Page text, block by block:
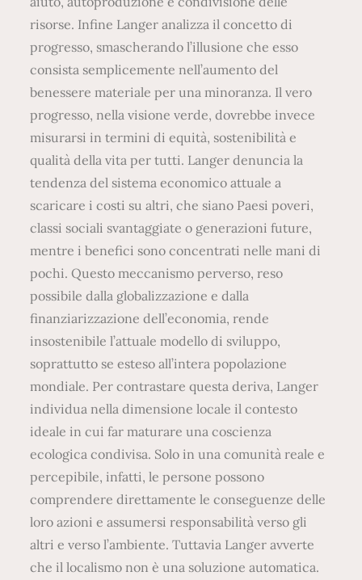
risorse. Infine Langer analizza il concetto di
progresso, smascherando l’illusione che esso
consista semplicemente nell’aumento del
benessere materiale per una minoranza. Il vero
progresso, nella visione verde, dovrebbe invece
misurarsi in termini di equità, sostenibilità e
qualità della vita per tutti. Langer denuncia la
tendenza del sistema economico attuale a
scaricare i costi su altri, che siano Paesi poveri,
classi sociali svantaggiate o generazioni future,
mentre i benefici sono concentrati nelle mani di
pochi. Questo meccanismo perverso, reso
possibile dalla globalizzazione e dalla
finanziarizzazione dell’economia, rende
insostenibile l’attuale modello di sviluppo,
soprattutto se esteso all’intera popolazione
mondiale. Per contrastare questa deriva, Langer
individua nella dimensione locale il contesto
ideale in cui far maturare una coscienza
ecologica condivisa. Solo in una comunità reale e
percepibile, infatti, le persone possono
comprendere direttamente le conseguenze delle
loro azioni e assumersi responsabilità verso gli
altri e verso l’ambiente. Tuttavia Langer avverte
che il localismo non è una soluzione automatica.